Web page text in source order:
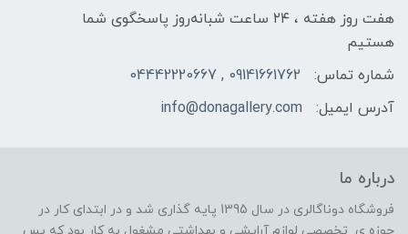
هفت روز هفته ، ۲۴ ساعت شبانه‌روز پاسخگوی شما
هستیم
شماره تماس:
09141661762 , 04442220667
آدرس ایمیل:
info@donagallery.com
درباره ما
فروشگاه دوناگالری در سال 1395 پایه گذاری شد و در ابتدای کار در